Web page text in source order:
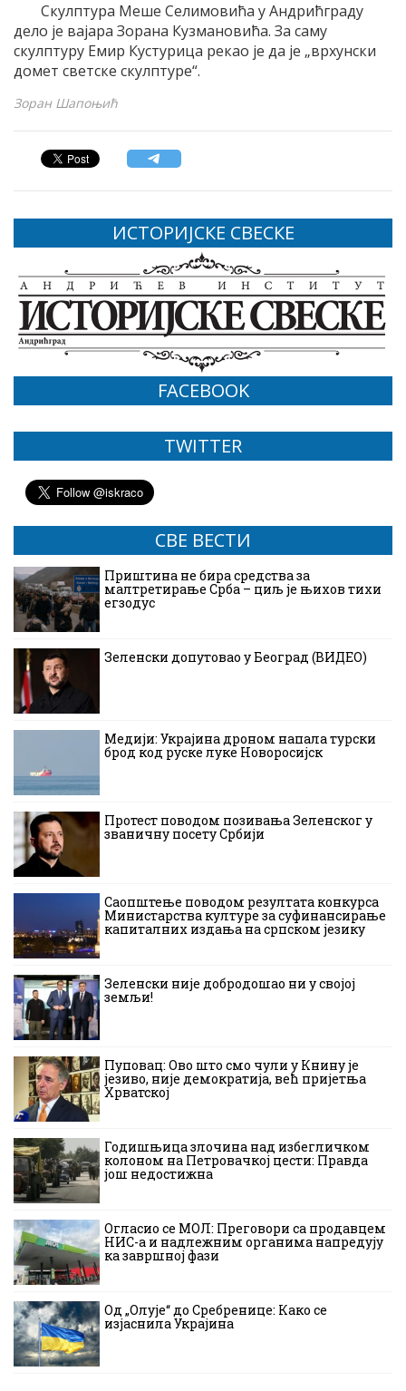
Скулптура Меше Селимовића у Андрићграду
дело је вајара Зорана Кузмановића. За саму
скулптуру Емир Кустурица рекао је да је „врхунски
домет светске скулптуре“.
Зоран Шапоњић
ИСТОРИЈСКЕ СВЕСКЕ
FACEBOOK
TWITTER
СВЕ ВЕСТИ
Приштина не бира средства за
малтретирање Срба – циљ је њихов тихи
егзодус
Зеленски допутовао у Београд (ВИДЕО)
Медији: Украјина дроном напала турски
брод код руске луке Новоросијск
Протест поводом позивања Зеленског у
званичну посету Србији
Саопштење поводом резултата конкурса
Министарства културе за суфинансирање
капиталних издања на српском језику
Зеленски није добродошао ни у својој
земљи!
Пуповац: Ово што смо чули у Книну је
језиво, није демократија, већ пријетња
Хрватској
Годишњица злочина над избегличком
колоном на Петровачкој цести: Правда
још недостижна
Огласио се МОЛ: Преговори са продавцем
НИС-а и надлежним органима напредују
ка завршној фази
Од „Олује“ до Сребренице: Како се
изјаснила Украјина